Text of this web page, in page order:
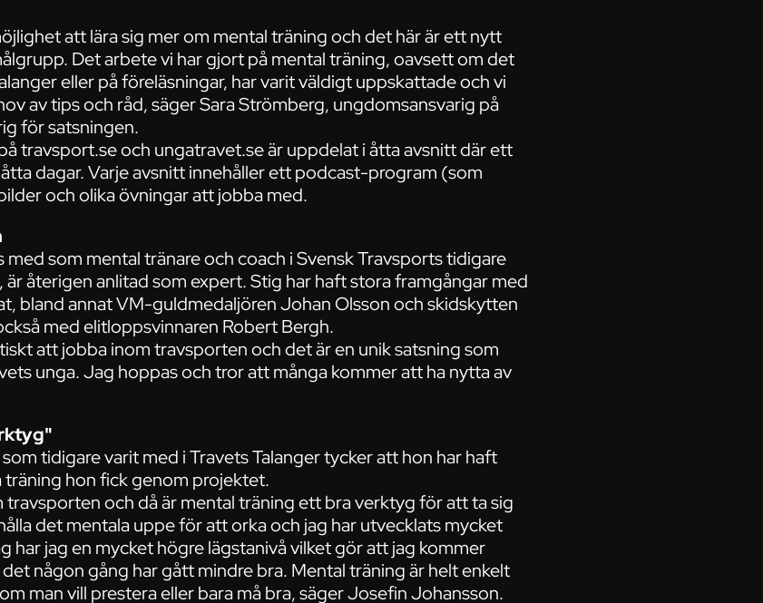
att lära sig mer om mental träning och det här är ett nytt
Det arbete vi har gjort på mental träning, oavsett om det
eller på föreläsningar, har varit väldigt uppskattade och vi
av tips och råd, säger Sara Strömberg, ungdomsansvarig på
för satsningen.
travsport.se och ungatravet.se är uppdelat i åtta avsnitt där ett
dagar. Varje avsnitt innehåller ett podcast-program (som
och olika övningar att jobba med.
som mental tränare och coach i Svensk Travsports tidigare
återigen anlitad som expert. Stig har haft stora framgångar med
bland annat VM-guldmedaljören Johan Olsson och skidskytten
med elitloppsvinnaren Robert Bergh.
att jobba inom travsporten och det är en unik satsning som
unga. Jag hoppas och tror att många kommer att ha nytta av
tidigare varit med i Travets Talanger tycker att hon har haft
hon fick genom projektet.
och då är mental träning ett bra verktyg för att ta sig
det mentala uppe för att orka och jag har utvecklats mycket
har jag en mycket högre lägstanivå vilket gör att jag kommer
någon gång har gått mindre bra. Mental träning är helt enkelt
man vill prestera eller bara må bra, säger Josefin Johansson.